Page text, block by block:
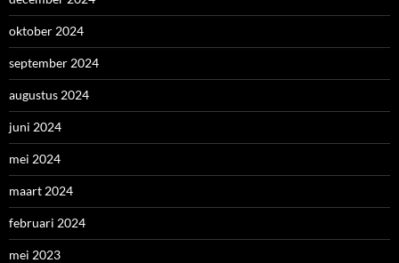
oktober 2024
september 2024
augustus 2024
juni 2024
mei 2024
maart 2024
februari 2024
mei 2023